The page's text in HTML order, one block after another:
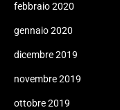
febbraio 2020
gennaio 2020
dicembre 2019
novembre 2019
ottobre 2019